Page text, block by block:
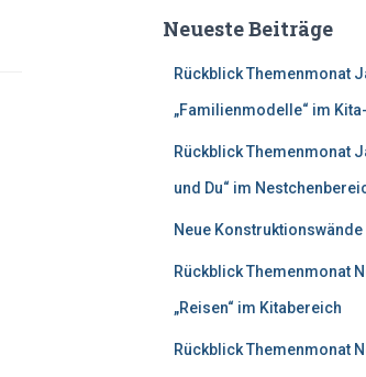
n
Neueste Beiträge
Rückblick Themenmonat
„Familienmodelle“ im
Rückblick Themenmonat
und Du“ im
Neue Konstruktionswände
Rückblick Themenmonat
„Reisen“ im Kitabereich
Rückblick Themenmonat